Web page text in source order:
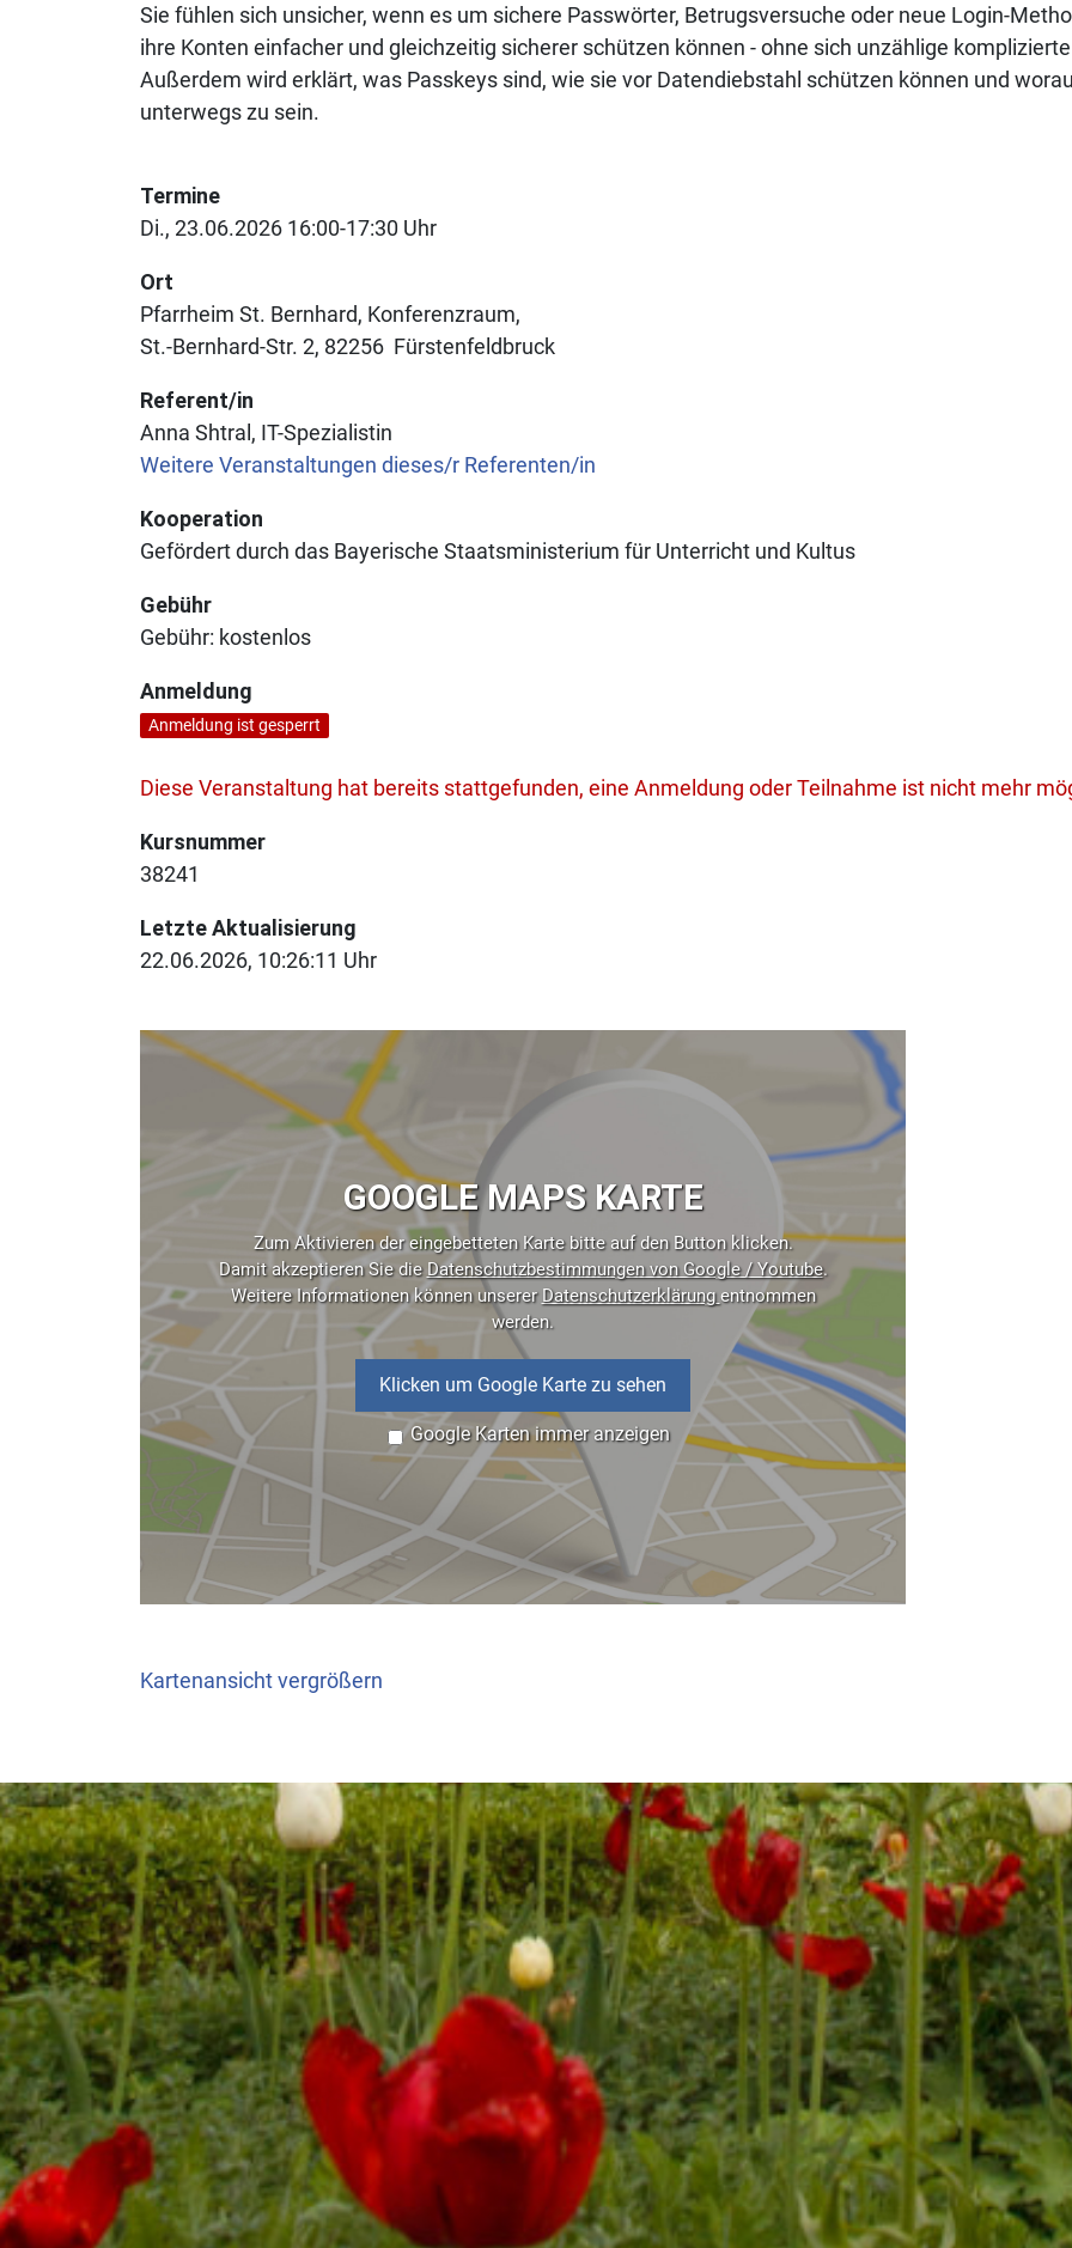
Sie fühlen sich unsicher, wenn es um sichere Passwörter, Betrugsversuche oder neue Login-
ihre Konten einfacher und gleichzeitig sicherer schützen können - ohne sich unzählige
Außerdem wird erklärt, was Passkeys sind, wie sie vor Datendiebstahl schützen können und
unterwegs zu sein.
Termine
Di., 23.06.2026 16:00-17:30 Uhr
Ort
Pfarrheim St. Bernhard, Konferenzraum
St.-Bernhard-Str. 2 82256 Fürstenfeldbruck
Referent/in
Anna Shtral, IT-Spezialistin
Weitere Veranstaltungen dieses/r Referenten/in
Kooperation
Gefördert durch das Bayerische Staatsministerium für Unterricht und Kultus
Gebühr
Gebühr: kostenlos
Anmeldung
Anmeldung ist gesperrt
Diese Veranstaltung hat bereits stattgefunden, eine Anmeldung oder Teilnahme ist nicht mehr
Kursnummer
38241
Letzte Aktualisierung
22.06.2026, 10:26:11 Uhr
GOOGLE MAPS KARTE
Zum Aktivieren der eingebetteten Karte bitte auf den Button klicken.
Damit akzeptieren Sie die Datenschutzbestimmungen von Google / Youtube.
Weitere Informationen können unserer Datenschutzerklärungentnommen
werden.
Klicken um Google Karte zu sehen
Google Karten immer anzeigen
Kartenansicht vergrößern